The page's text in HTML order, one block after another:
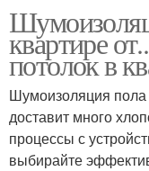
квартире
потолок в
Шумоизоляция пола
доставит много
процессы с
выбирайте